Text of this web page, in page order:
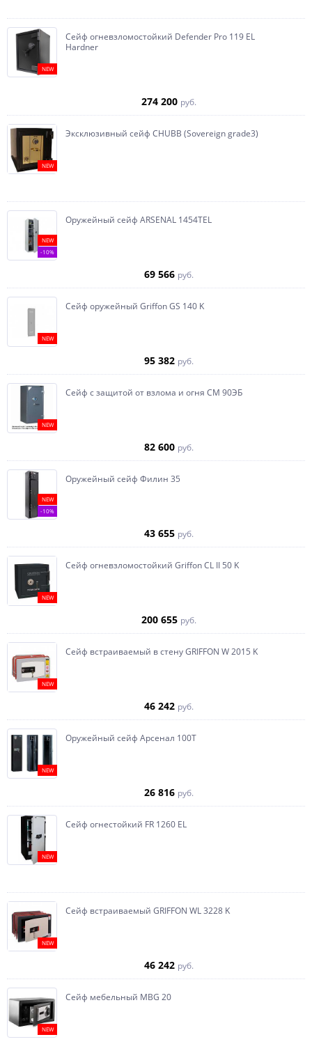
NEW
Сейф огневзломостойкий Defender Pro 119 EL
Hardner
274 200 руб.
NEW
Эксклюзивный сейф CHUBB (Sovereign grade3)
NEW
-10%
Оружейный сейф ARSENAL 1454ТEL
69 566 руб.
NEW
Сейф оружейный Griffon GS 140 K
95 382 руб.
NEW
Сейф с защитой от взлома и огня СМ 90ЭБ
82 600 руб.
NEW
-10%
Оружейный сейф Филин 35
43 655 руб.
NEW
Сейф огневзломостойкий Griffon CL II 50 K
200 655 руб.
NEW
Сейф встраиваемый в стену GRIFFON W 2015 K
46 242 руб.
NEW
Оружейный сейф Арсенал 100Т
26 816 руб.
NEW
Сейф огнестойкий FR 1260 EL
NEW
Сейф встраиваемый GRIFFON WL 3228 K
46 242 руб.
NEW
Сейф мебельный MBG 20